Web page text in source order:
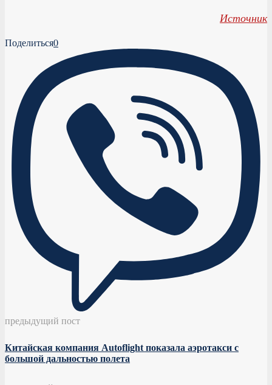
Источник
Поделиться0
предыдущий пост
Китайская компания Autoflight показала аэротакси с
большой дальностью полета